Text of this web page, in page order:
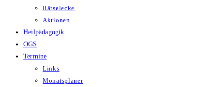
Rätselecke
Aktionen
Heilpädagogik
OGS
Termine
Links
Monatsplaner